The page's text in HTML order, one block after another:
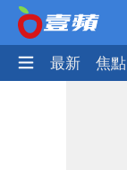
最新 焦點